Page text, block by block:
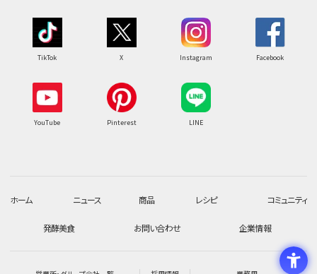
TikTok X Instagram Facebook
YouTube Pinterest LINE
ホーム ニュース 商品 レシピ コミュニティ
発酵美食 お問い合わせ 企業情報